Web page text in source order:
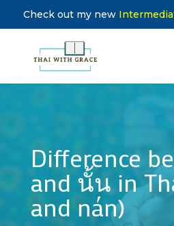
Check out my new
Difference
and นั้น in
and nán)